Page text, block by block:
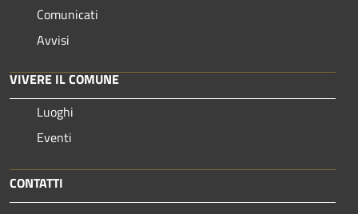
Comunicati
Avvisi
VIVERE IL COMUNE
Luoghi
Eventi
CONTATTI